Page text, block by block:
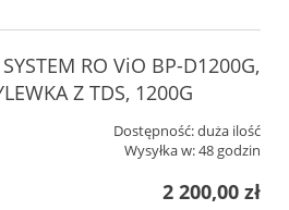
RO ViO BP-D1200G,
Z TDS, 1200G
Dostępność:duża ilość
Wysyłka w:48 godzin
2 200,00 zł